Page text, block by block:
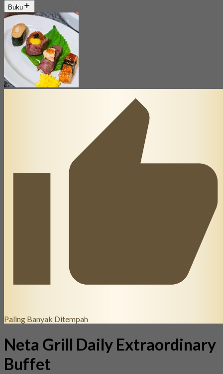
Buku
Paling Banyak Ditempah
Neta Grill Daily Extraordinary
Buffet